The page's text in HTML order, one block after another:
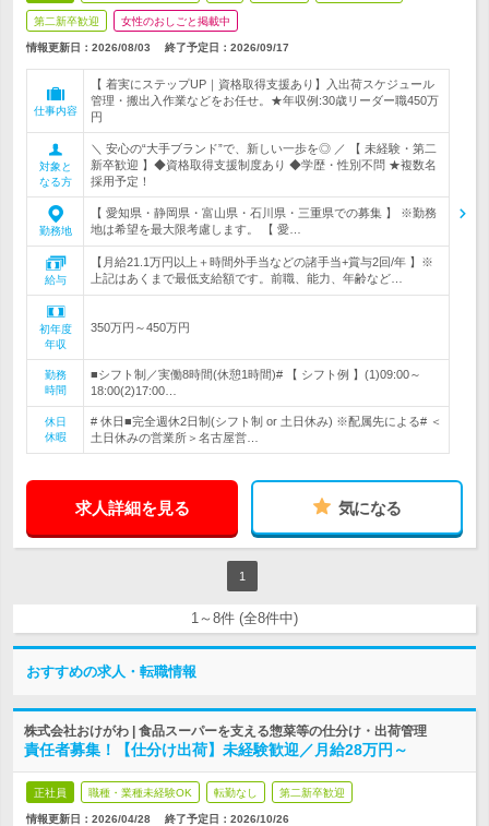
第二新卒歓迎 女性のおしごと掲載中
情報更新日：2026/08/03 終了予定日： 2026/09/17
仕事内容
【 着実にステップUP｜資格取得支援あり】入出荷スケジュール
管理・搬出入作業などをお任せ。★年収例:30歳リーダー職450万
円
対象と
なる方
＼ 安心の“大手ブランド”で、新しい一歩を◎ ／ 【 未経験・第二
新卒歓迎 】◆資格取得支援制度あり ◆学歴・性別不問 ★複数名
採用予定！
勤務地
【 愛知県・静岡県・富山県・石川県・三重県での募集 】 ※勤務
地は希望を最大限考慮します。 【 愛…
給与
【月給21.1万円以上＋時間外手当などの諸手当+賞与2回/年 】※
上記はあくまで最低支給額です。前職、能力、年齢など…
初年度
年収
350万円～450万円
勤務
時間
■シフト制／実働8時間(休憩1時間)# 【 シフト例 】(1)09:00～
18:00(2)17:00…
休日
休暇
# 休日■完全週休2日制(シフト制 or 土日休み) ※配属先による# ＜
土日休みの営業所＞名古屋営…
求人詳細を見る 気になる
1
1～8件 (全8件中)
おすすめの求人・転職情報
株式会社おけがわ | 食品スーパーを支える惣菜等の仕分け・出荷管理
責任者募集！【仕分け出荷】未経験歓迎／月給28万円～
正社員 職種・業種未経験OK 転勤なし 第二新卒歓迎
情報更新日：2026/04/28 終了予定日： 2026/10/26